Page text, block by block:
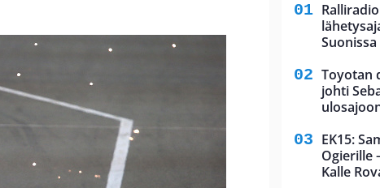
Suonissa
Toyotan
johti
EK15:
Ogierille
Kalle